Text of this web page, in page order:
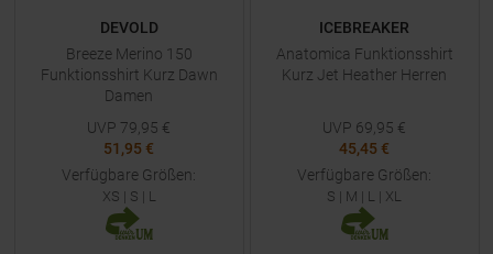
DEVOLD
Breeze Merino 150
Funktionsshirt Kurz Dawn
Damen
UVP 79,95 €
51,95 €
Verfügbare Größen:
XS | S | L
ICEBREAKER
Anatomica Funktionsshirt
Kurz Jet Heather Herren
UVP 69,95 €
45,45 €
Verfügbare Größen:
S | M | L | XL